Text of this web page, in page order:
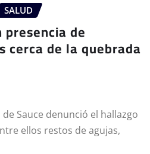
SALUD
presencia de
cerca de la quebrada
Sauce denunció el hallazgo
ellos restos de agujas,